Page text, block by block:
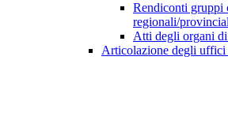
Rendiconti gruppi
regionali/
Atti degli organi
Articolazione degli uffici